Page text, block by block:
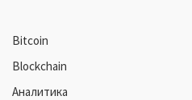
Bitcoin
Blockchain
Аналитика